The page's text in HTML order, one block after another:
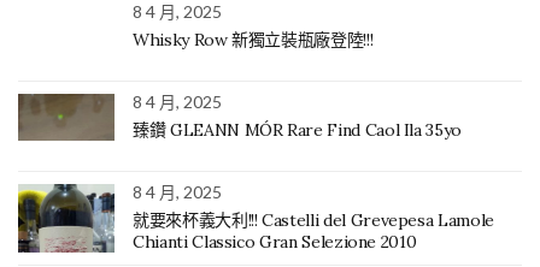
8 4 月, 2025
Whisky Row 新獨立裝瓶廠登陸!!!
8 4 月, 2025
臻鑽 GLEANN MÓR Rare Find Caol Ila 35yo
8 4 月, 2025
就要來杯義大利!!! Castelli del Grevepesa Lamole
Chianti Classico Gran Selezione 2010